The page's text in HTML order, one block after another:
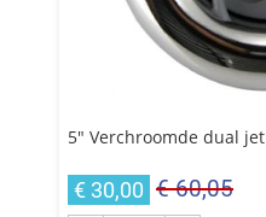
5" Verchroomde dual jet
€ 30,00 € 60,05